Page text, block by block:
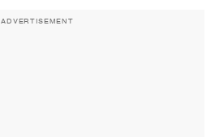
ADVERTISEMENT